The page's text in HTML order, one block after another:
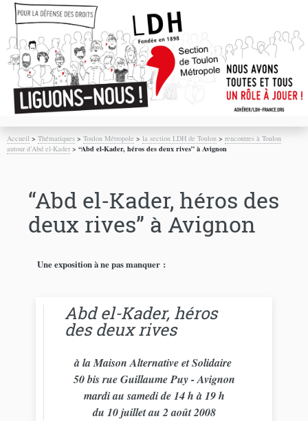
Accueil >Thématiques >Toulon Métropole >la section LDH de Toulon >rencontres à Toulon
autour d’Abd el-Kader >“Abd el-Kader, héros des deux rives” à Avignon
“Abd el-Kader, héros des
deux rives” à Avignon
Une exposition à ne pas manquer :
Abd el-Kader, héros
des deux rives
à la Maison Alternative et Solidaire
50 bis rue Guillaume Puy - Avignon
mardi au samedi de 14 h à 19 h
du 10 juillet au 2 août 2008